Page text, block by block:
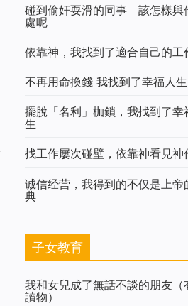
碰到偷奸耍滑的同事 該怎樣與
處呢
依靠神，我找到了適合自己的工
不再用命換錢 我找到了幸福人生
擺脫「名利」枷鎖，我找到了幸
生
找工作屢次碰壁，依靠神看見神
诚信经营，我得到的不仅是上帝
典
子女教育
我和女兒成了無話不談的朋友（
讀物）